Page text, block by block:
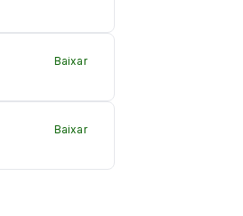
Baixar
Baixar